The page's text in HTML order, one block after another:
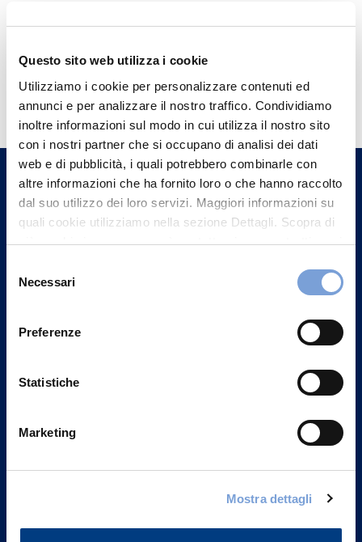
Questo sito web utilizza i cookie
Utilizziamo i cookie per personalizzare contenuti ed
annunci e per analizzare il nostro traffico. Condividiamo
inoltre informazioni sul modo in cui utilizza il nostro sito
con i nostri partner che si occupano di analisi dei dati
web e di pubblicità, i quali potrebbero combinarle con
altre informazioni che ha fornito loro o che hanno raccolto
dal suo utilizzo dei loro servizi. Maggiori informazioni su
quali cookie utilizziamo nella sezione Dettagli. Scopra di
più su chi siamo, come può contattarci e come trattiamo i
può trovare nel footer del sito nella sezione "Informativa
delNecessari
Preferenze
Statistiche
Marketing
Mostra dettagli
Hai bisogno di
informazioni?
Trova l'Agenzia più vicina a te e parla con
un nostro Agente.
Contattaci
Via Ignazio Gardella, 2